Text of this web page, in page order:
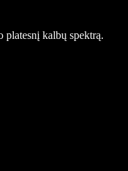
platesnį kalbų spektrą.